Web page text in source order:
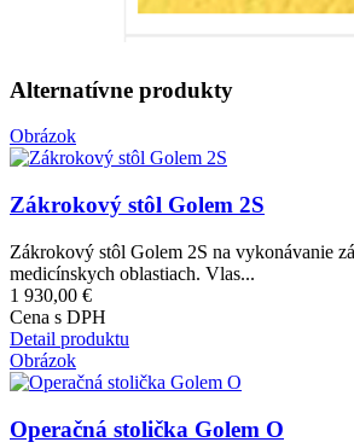
Alternatívne produkty
Obrázok
Zákrokový stôl Golem 2S
Zákrokový stôl Golem 2S na vykonávanie
medicínskych oblastiach. Vlas...
1 930,00 €
Cena s DPH
Detail produktu
Obrázok
Operačná stolička Golem O